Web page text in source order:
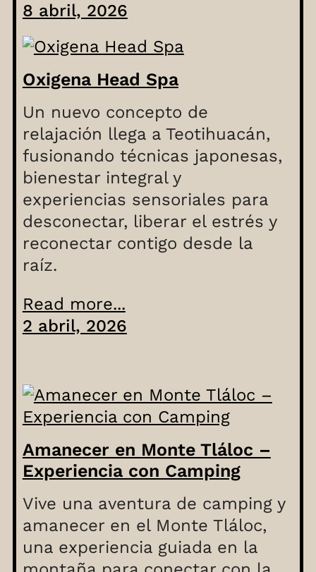
8 abril, 2026
Oxigena Head Spa
Un nuevo concepto de
relajación llega a Teotihuacán,
fusionando técnicas japonesas,
bienestar integral y
experiencias sensoriales para
desconectar, liberar el estrés y
reconectar contigo desde la
raíz.
Read more...
2 abril, 2026
Amanecer en Monte Tláloc –
Experiencia con Camping
Vive una aventura de camping y
amanecer en el Monte Tláloc,
una experiencia guiada en la